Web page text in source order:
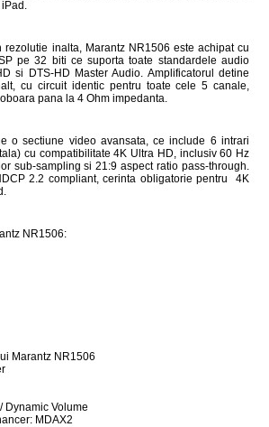
rezolutie inalta, Marantz NR1506 este achipat cu
pe 32 biti ce suporta toate standardele audio
si DTS-HD Master Audio. Amplificatorul detine
cu circuit identic pentru toate cele 5 canale,
pana la 4 Ohm impedanta.
o sectiune video avansata, ce include 6 intrari
cu compatibilitate 4K Ultra HD, inclusiv 60 Hz
sub-sampling si 21:9 aspect ratio pass-through.
2.2 compliant, cerinta obligatorie pentru 4K
NR1506:
Marantz NR1506
Dynamic Volume
MDAX2